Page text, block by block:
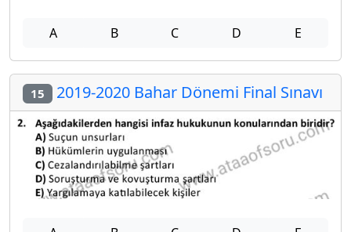
A B C D E
15 2019-2020 Bahar Dönemi Final Sınavı